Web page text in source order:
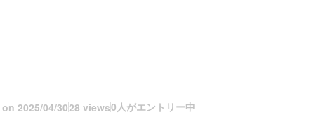
on 2025/04/3028 views0人がエントリー中